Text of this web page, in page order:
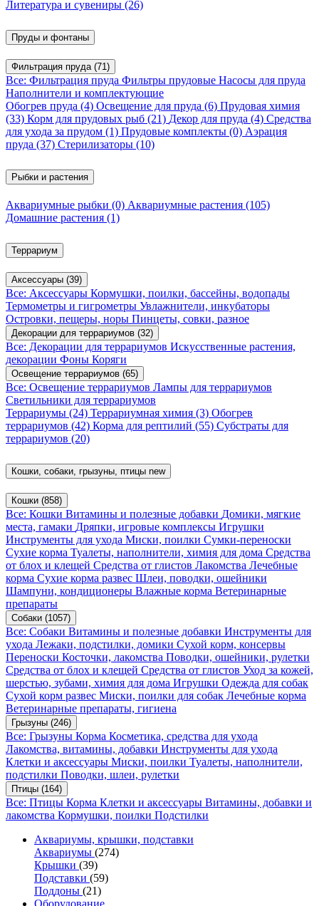
Литература и сувениры (26)
Пруды и фонтаны
Фильтрация пруда (71)
Все: Фильтрация пруда Фильтры прудовые Насосы для пруда
Наполнители и комплектующие
Обогрев пруда (4) Освещение для пруда (6) Прудовая химия
(33) Корм для прудовых рыб (21) Декор для пруда (4) Средства
для ухода за прудом (1) Прудовые комплекты (0) Аэрация
пруда (37) Стерилизаторы (10)
Рыбки и растения
Аквариумные рыбки (0) Аквариумные растения (105)
Домашние растения (1)
Террариум
Аксессуары (39)
Все: Аксессуары Кормушки, поилки, бассейны, водопады
Термометры и гигрометры Увлажнители, инкубаторы
Островки, пещеры, норы Пинцеты, совки, разное
Декорации для террариумов (32)
Все: Декорации для террариумов Искусственные растения,
декорации Фоны Коряги
Освещение террариумов (65)
Все: Освещение террариумов Лампы для террариумов
Светильники для террариумов
Террариумы (24) Террариумная химия (3) Обогрев
террариумов (42) Корма для рептилий (55) Субстраты для
террариумов (20)
Кошки, собаки, грызуны, птицы new
Кошки (858)
Все: Кошки Витамины и полезные добавки Домики, мягкие
места, гамаки Дряпки, игровые комплексы Игрушки
Инструменты для ухода Миски, поилки Сумки-переноски
Сухие корма Туалеты, наполнители, химия для дома Средства
от блох и клещей Средства от глистов Лакомства Лечебные
корма Сухие корма развес Шлеи, поводки, ошейники
Шампуни, кондиционеры Влажные корма Ветеринарные
препараты
Собаки (1057)
Все: Собаки Витамины и полезные добавки Инструменты для
ухода Лежаки, подстилки, домики Сухой корм, консервы
Переноски Косточки, лакомства Поводки, ошейники, рулетки
Средства от блох и клещей Средства от глистов Уход за кожей,
шерстью, зубами, химия для дома Игрушки Одежда для собак
Сухой корм развес Миски, поилки для собак Лечебные корма
Ветеринарные препараты, гигиена
Грызуны (246)
Все: Грызуны Корма Косметика, средства для ухода
Лакомства, витамины, добавки Инструменты для ухода
Клетки и аксессуары Миски, поилки Туалеты, наполнители,
подстилки Поводки, шлеи, рулетки
Птицы (164)
Все: Птицы Корма Клетки и аксессуары Витамины, добавки и
лакомства Кормушки, поилки Подстилки
Аквариумы, крышки, подставки
Аквариумы (274)
Крышки (39)
Подставки (59)
Поддоны (21)
Оборудование